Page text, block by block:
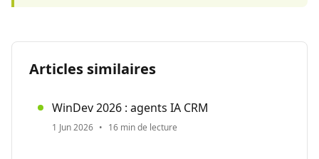
Articles similaires
WinDev 2026 : agents IA CRM
1 Jun 2026 • 16 min de lecture